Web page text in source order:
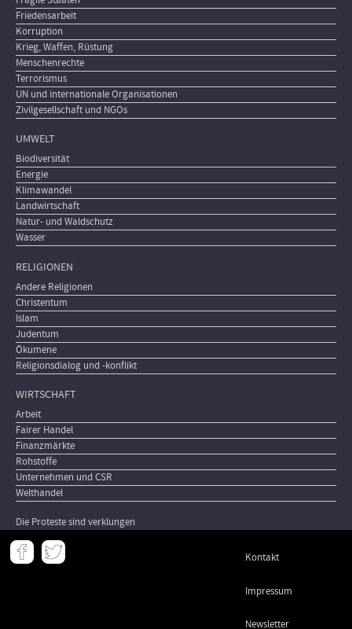
Friedensarbeit
Korruption
Krieg, Waffen, Rüstung
Menschenrechte
Terrorismus
UN und internationale Organisationen
Zivilgesellschaft und NGOs
UMWELT
Biodiversität
Energie
Klimawandel
Landwirtschaft
Natur- und Waldschutz
Wasser
RELIGIONEN
Andere Religionen
Christentum
Islam
Judentum
Ökumene
Religionsdialog und -konflikt
WIRTSCHAFT
Arbeit
Fairer Handel
Finanzmärkte
Rohstoffe
Unternehmen und CSR
Welthandel
Die Proteste sind verklungen
Meta
- Kontakt
Impressum
Newsletter